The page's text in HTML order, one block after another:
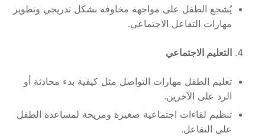
يُشجع الطفل على مواجهة مخاوفه بشكل تدريجي وتطوير
مهارات التفاعل الاجتماعي.
التعليم الاجتماعي
تعليم الطفل مهارات التواصل مثل كيفية بدء محادثة أو
الرد على الآخرين.
تنظيم لقاءات اجتماعية صغيرة ومريحة لمساعدة الطفل
على التفاعل.